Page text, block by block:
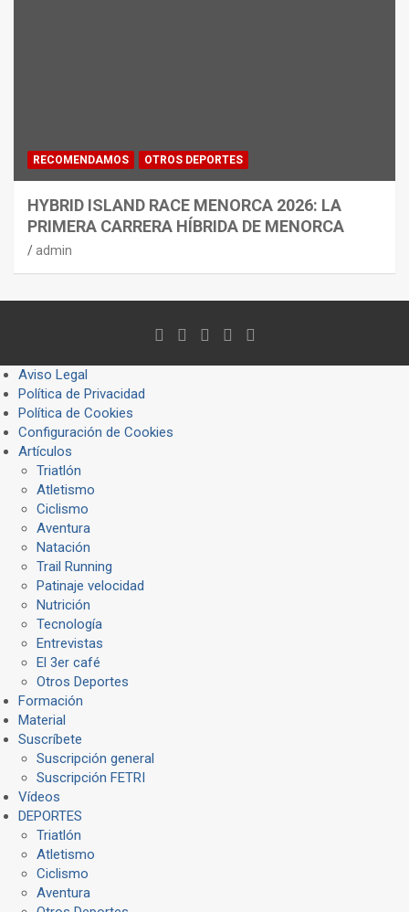
RECOMENDAMOS OTROS DEPORTES
HYBRID ISLAND RACE MENORCA 2026: LA
PRIMERA CARRERA HÍBRIDA DE MENORCA
admin
Aviso Legal
Política de Privacidad
Política de Cookies
Configuración de Cookies
Artículos
Triatlón
Atletismo
Ciclismo
Aventura
Natación
Trail Running
Patinaje velocidad
Nutrición
Tecnología
Entrevistas
El 3er café
Otros Deportes
Formación
Material
Suscríbete
Suscripción general
Suscripción FETRI
Vídeos
DEPORTES
Triatlón
Atletismo
Ciclismo
Aventura